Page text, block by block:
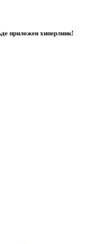
приложен хиперлинк!